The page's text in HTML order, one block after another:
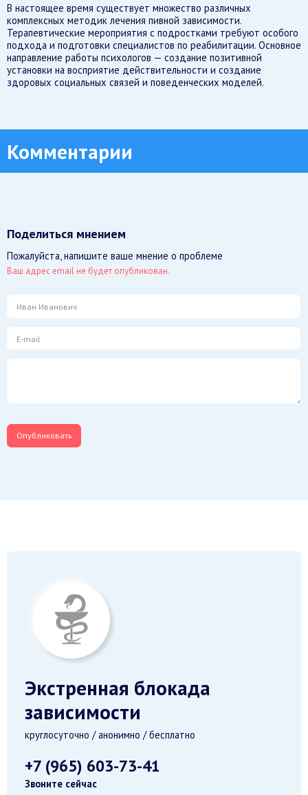
В настоящее время существует множество различных
комплексных методик лечения пивной зависимости.
Терапевтические мероприятия с подростками требуют особого
подхода и подготовки специалистов по реабилитации. Основное
направление работы психологов — создание позитивной
установки на восприятие действительности и создание
здоровых социальных связей и поведенческих моделей.
Комментарии
Поделиться мнением
Пожалуйста, напишите ваше мнение о проблеме
Ваш адрес email не будет опубликован.
Экстренная блокада
зависимости
круглосуточно / анонимно / бесплатно
+7 (965) 603-73-41
Звоните сейчас